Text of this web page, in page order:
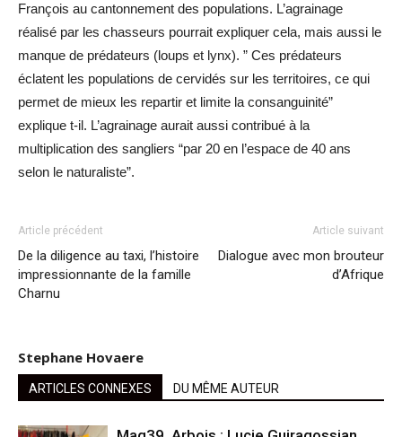
François au cantonnement des populations. L’agrainage
réalisé par les chasseurs pourrait expliquer cela, mais aussi le
manque de prédateurs (loups et lynx). ” Ces prédateurs
éclatent les populations de cervidés sur les territoires, ce qui
permet de mieux les repartir et limite la consanguinité”
explique t-il. L’agrainage aurait aussi contribué à la
multiplication des sangliers “par 20 en l’espace de 40 ans
selon le naturaliste”.
Article précédent
De la diligence au taxi, l’histoire
impressionnante de la famille
Charnu
Article suivant
Dialogue avec mon brouteur
d’Afrique
Stephane Hovaere
ARTICLES CONNEXES DU MÊME AUTEUR